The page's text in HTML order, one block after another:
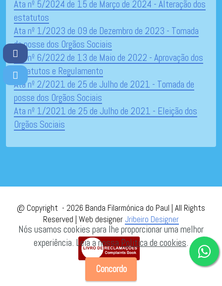
Ata nº 5/2024 de 15 de Março de 2024 - Alteração dos
estatutos
Ata nº 1/2023 de 09 de Dezembro de 2023 - Tomada
de posse dos Orgãos Sociais
Ata nº 6/2022 de 13 de Maio de 2022 - Aprovação dos
Estatutos e Regulamento
Ata nº 2/2021 de 25 de Julho de 2021 - Tomada de
posse dos Orgãos Sociais
Ata nº 1/2021 de 25 de Julho de 2021 - Eleição dos
Orgãos Sociais
@ Copyright - 2026 Banda Filarmónica do Paul | All Rights
Reserved | Web designer Jribeiro Designer
Nós usamos cookies para lhe proporcionar uma melhor
experiência. Leia a nossa Politica de cookies.
Concordo